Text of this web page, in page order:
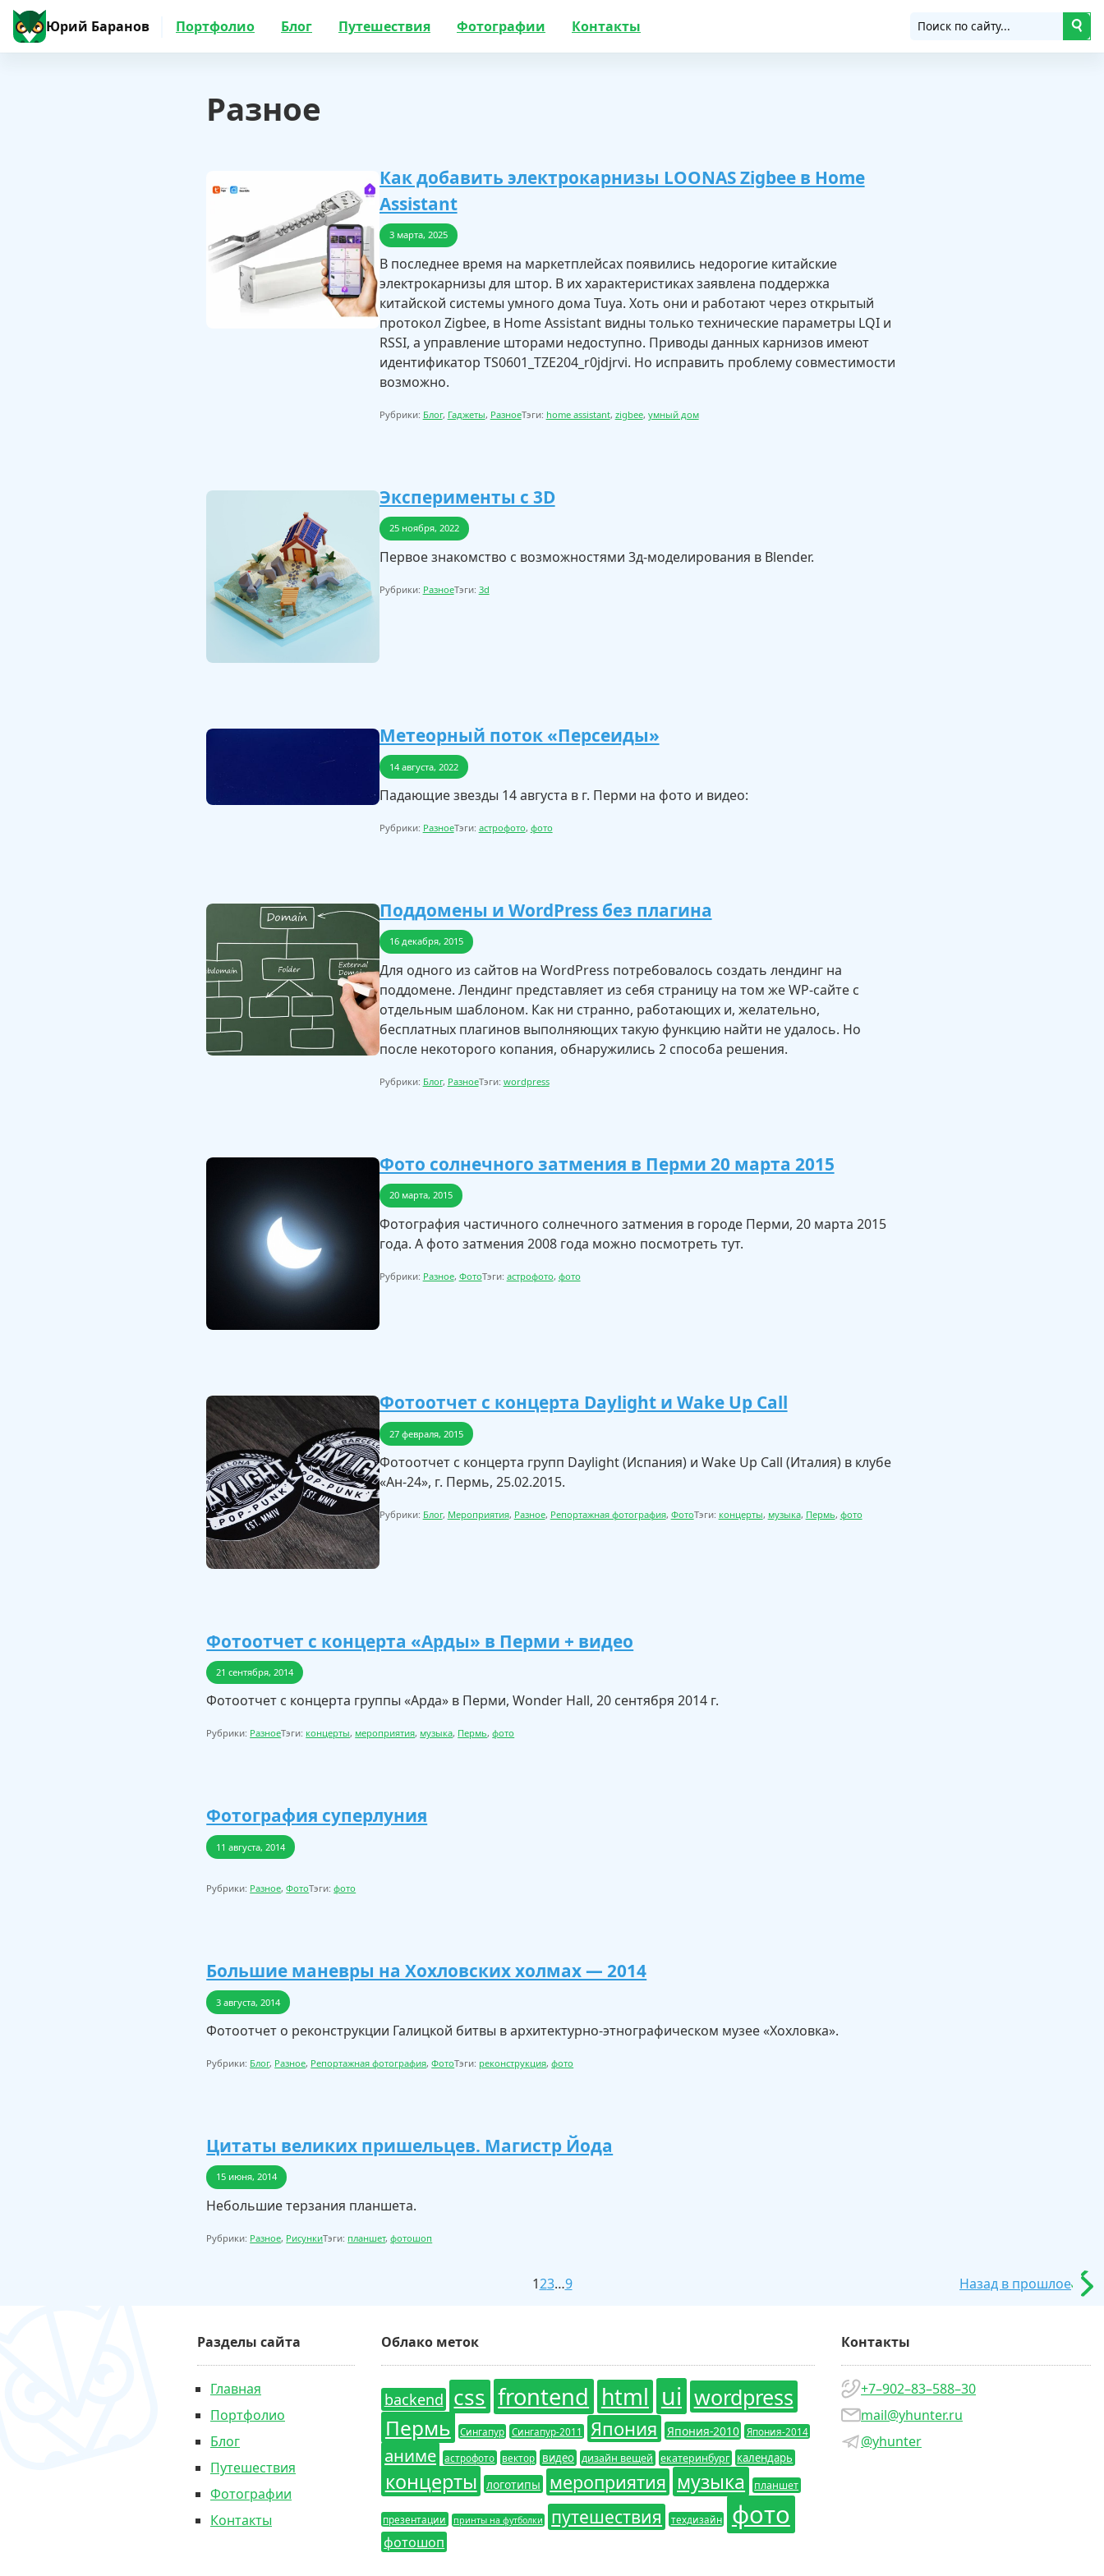
Юрий Баранов Портфолио Блог Путешествия Фотографии Контакты
Разное
Как добавить электрокарнизы LOONAS Zigbee в Home
Assistant
3 марта, 2025
В последнее время на маркетплейсах появились недорогие китайские
электрокарнизы для штор. В их характеристиках заявлена поддержка
китайской системы умного дома Tuya. Хоть они и работают через открытый
протокол Zigbee, в Home Assistant видны только технические параметры LQI и
RSSI, а управление шторами недоступно. Приводы данных карнизов имеют
идентификатор TS0601_TZE204_r0jdjrvi. Но исправить проблему совместимости
возможно.
Рубрики: Блог, Гаджеты, РазноеТэги: home assistant, zigbee, умный дом
Эксперименты с 3D
25 ноября, 2022
Первое знакомство с возможностями 3д-моделирования в Blender.
Рубрики: РазноеТэги: 3d
Метеорный поток «Персеиды»
14 августа, 2022
Падающие звезды 14 августа в г. Перми на фото и видео:
Рубрики: РазноеТэги: астрофото, фото
Поддомены и WordPress без плагина
16 декабря, 2015
Для одного из сайтов на WordPress потребовалось создать лендинг на
поддомене. Лендинг представляет из себя страницу на том же WP-сайте с
отдельным шаблоном. Как ни странно, работающих и, желательно,
бесплатных плагинов выполняющих такую функцию найти не удалось. Но
после некоторого копания, обнаружились 2 способа решения.
Рубрики: Блог, РазноеТэги: wordpress
Фото солнечного затмения в Перми 20 марта 2015
20 марта, 2015
Фотография частичного солнечного затмения в городе Перми, 20 марта 2015
года. А фото затмения 2008 года можно посмотреть тут.
Рубрики: Разное, ФотоТэги: астрофото, фото
Фотоотчет с концерта Daylight и Wake Up Call
27 февраля, 2015
Фотоотчет с концерта групп Daylight (Испания) и Wake Up Call (Италия) в клубе
«Ан-24», г. Пермь, 25.02.2015.
Рубрики: Блог, Мероприятия, Разное, Репортажная фотография, ФотоТэги: концерты, музыка, Пермь, фото
Фотоотчет с концерта «Арды» в Перми + видео
21 сентября, 2014
Фотоотчет с концерта группы «Арда» в Перми, Wonder Hall, 20 сентября 2014 г.
Рубрики: РазноеТэги: концерты, мероприятия, музыка, Пермь,фото
Фотография суперлуния
11 августа, 2014
Рубрики: Разное,ФотоТэги:фото
Большие маневры на Хохловских холмах — 2014
3 августа, 2014
Фотоотчет о реконструкции Галицкой битвы в архитектурно-этнографическом музее «Хохловка».
Рубрики: Блог, Разное, Репортажная фотография,ФотоТэги: реконструкция,фото
Цитаты великих пришельцев. Магистр Йода
15 июня, 2014
Небольшие терзания планшета.
Рубрики: Разное, РисункиТэги: планшет,фотошоп
123…9 Назад в прошлое
Разделы сайта
Главная
Портфолио
Блог
Путешествия
Фотографии
Контакты
Облако меток
backend css frontend html ui wordpress
Пермь Сингапур Сингапур-2011 Япония Япония-2010 Япония-2014
аниме астрофото вектор видео дизайн вещей екатеринбург календарь
концерты логотипы мероприятия музыка планшет
презентации принты на футболки путешествия техдизайн фото
фотошоп
Контакты
+7–902–83–588–30
mail@yhunter.ru
@yhunter